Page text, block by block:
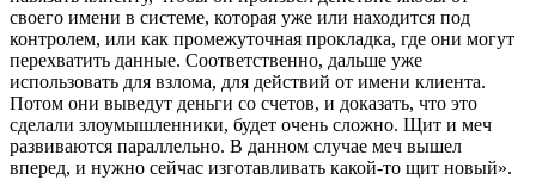
своего имени в системе, которая уже или находится под
контролем, или как промежуточная прокладка, где они могут
перехватить данные. Соответственно, дальше уже
использовать для взлома, для действий от имени клиента.
Потом они выведут деньги со счетов, и доказать, что это
сделали злоумышленники, будет очень сложно. Щит и меч
развиваются параллельно. В данном случае меч вышел
вперед, и нужно сейчас изготавливать какой-то щит новый».